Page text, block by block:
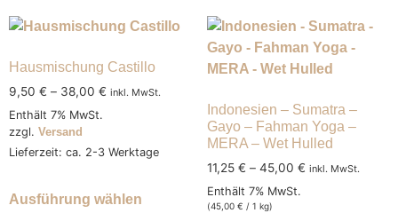
Hausmischung Castillo
9,50 € – 38,00 € inkl. MwSt.
Enthält 7% MwSt.
zzgl. Versand
Lieferzeit: ca. 2-3 Werktage
Ausführung wählen
Indonesien – Sumatra –
Gayo – Fahman Yoga –
MERA – Wet Hulled
11,25 € – 45,00 € inkl. MwSt.
Enthält 7% MwSt.
(45,00 € / 1 kg)